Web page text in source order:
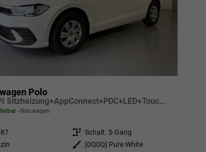
Polo
1.0 MPI Sitzheizung+AppConnect+PDC+LED+Touch+Lichtsensor+MultiLenkrad
Neuwagen
Getriebe Schalt. 5-Gang
Außenfarbe
[0Q0Q] Pure White